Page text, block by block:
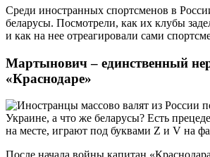
Среди иностранных спортсменов в
беларусы. Посмотрели, как их клубы
и как на нее отреагировали сами
Мартынович – единственный
«Краснодаре»